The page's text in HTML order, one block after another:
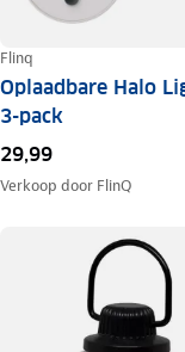
Flinq
Oplaadbare Halo
3-pack
29,99
Verkoop door FlinQ